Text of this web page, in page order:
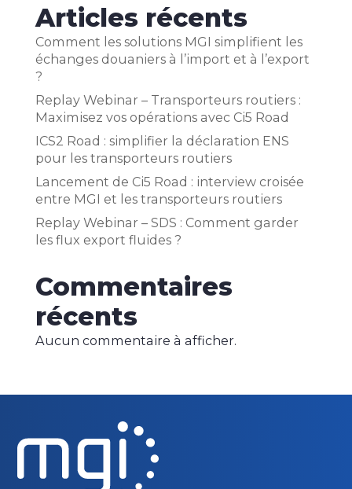
Articles récents
Comment les solutions MGI simplifient les
échanges douaniers à l’import et à l’export
?
Replay Webinar – Transporteurs routiers :
Maximisez vos opérations avec Ci5 Road
ICS2 Road : simplifier la déclaration ENS
pour les transporteurs routiers
Lancement de Ci5 Road : interview croisée
entre MGI et les transporteurs routiers
Replay Webinar – SDS : Comment garder
les flux export fluides ?
Commentaires
récents
Aucun commentaire à afficher.